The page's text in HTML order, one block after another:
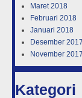
Maret 2018
Februari 2018
Januari 2018
Desember 2017
November 2017
Kategori